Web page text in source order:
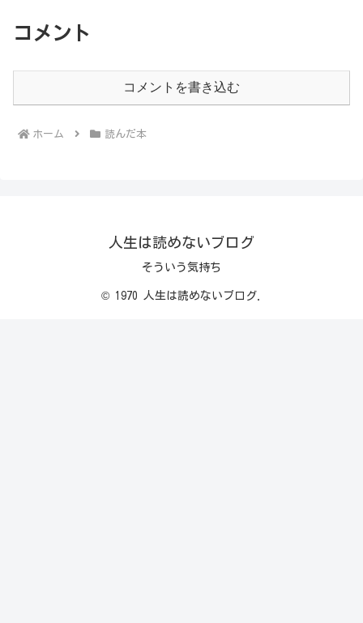
コメント
コメントを書き込む
ホーム 読んだ本
人生は読めないブログ
そういう気持ち
© 1970 人生は読めないブログ.